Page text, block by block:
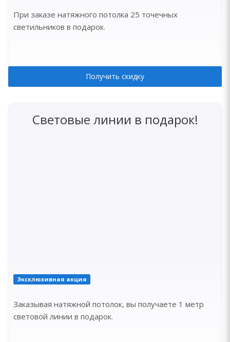
При заказе натяжного потолка 25 точечных
светильников в подарок.
Получить скидку
Световые линии в подарок!
Эксклюзивная акция
Заказывая натяжной потолок, вы получаете 1 метр
световой линии в подарок.